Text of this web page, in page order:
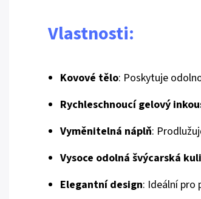
Vlastnosti:
Kovové tělo: Poskytuje
Rychleschnoucí gelový
Vyměnitelná náplň:
Vysoce odolná švýcarská
Elegantní design: Ideální pro